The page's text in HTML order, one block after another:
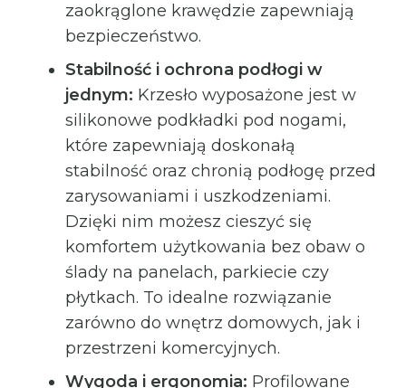
zaokrąglone krawędzie zapewniają
bezpieczeństwo.
Stabilność i ochrona podłogi w
jednym: Krzesło wyposażone jest w
silikonowe podkładki pod nogami,
które zapewniają doskonałą
stabilność oraz chronią podłogę przed
zarysowaniami i uszkodzeniami.
Dzięki nim możesz cieszyć się
komfortem użytkowania bez obaw o
ślady na panelach, parkiecie czy
płytkach. To idealne rozwiązanie
zarówno do wnętrz domowych, jak i
przestrzeni komercyjnych.
Wygoda i ergonomia: Profilowane